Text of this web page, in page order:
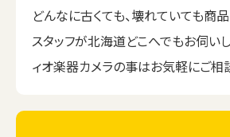
どんなに古くても、壊れていても商
スタッフが北海道どこへでもお伺い
ィオ楽器カメラの事はお気軽にご相